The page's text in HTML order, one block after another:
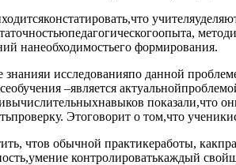
нанеобходимостьего формирования.
исследованияпо данной
–является
показали,что
Этоговорит о том,что
чтов обычной практикеработы,
контролироватькаждый